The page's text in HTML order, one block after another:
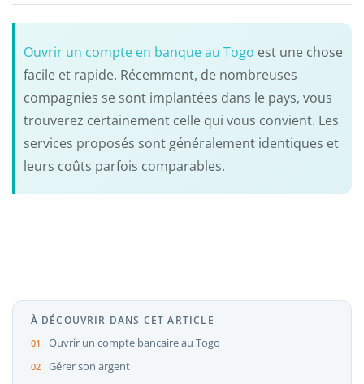
Ouvrir un compte en banque au Togo est une chose
facile et rapide. Récemment, de nombreuses
compagnies se sont implantées dans le pays, vous
trouverez certainement celle qui vous convient. Les
services proposés sont généralement identiques et
leurs coûts parfois comparables.
À DÉCOUVRIR DANS CET ARTICLE
Ouvrir un compte bancaire au Togo
Gérer son argent